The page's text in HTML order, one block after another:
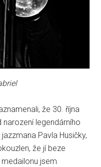
že 30. října
legendárního
Pavla Husičky,
že jí beze
jsem